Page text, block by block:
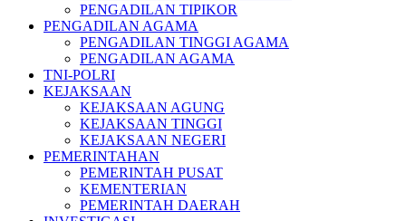
PENGADILAN TIPIKOR
PENGADILAN AGAMA
PENGADILAN TINGGI AGAMA
PENGADILAN AGAMA
TNI-POLRI
KEJAKSAAN
KEJAKSAAN AGUNG
KEJAKSAAN TINGGI
KEJAKSAAN NEGERI
PEMERINTAHAN
PEMERINTAH PUSAT
KEMENTERIAN
PEMERINTAH DAERAH